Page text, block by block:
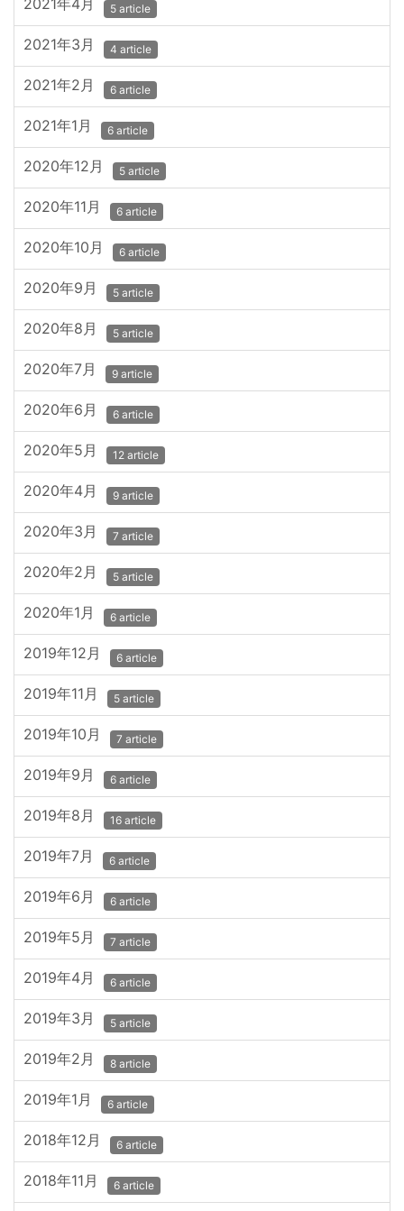
2021年4月 5 article
2021年3月 4 article
2021年2月 6 article
2021年1月 6 article
2020年12月 5 article
2020年11月 6 article
2020年10月 6 article
2020年9月 5 article
2020年8月 5 article
2020年7月 9 article
2020年6月 6 article
2020年5月 12 article
2020年4月 9 article
2020年3月 7 article
2020年2月 5 article
2020年1月 6 article
2019年12月 6 article
2019年11月 5 article
2019年10月 7 article
2019年9月 6 article
2019年8月 16 article
2019年7月 6 article
2019年6月 6 article
2019年5月 7 article
2019年4月 6 article
2019年3月 5 article
2019年2月 8 article
2019年1月 6 article
2018年12月 6 article
2018年11月 6 article